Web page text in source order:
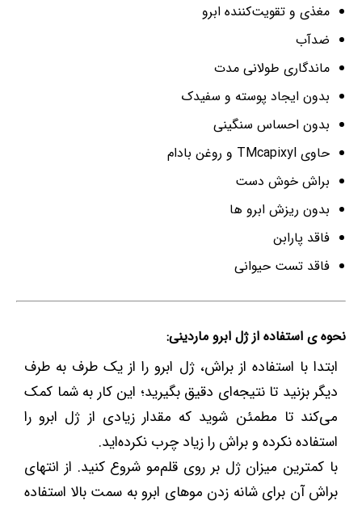
مغذی و تقویت‌کننده ابرو
ضدآب
ماندگاری طولانی مدت
بدون ایجاد پوسته و سفیدک
بدون احساس سنگینی
حاوی TMcapixyl و روغن بادام
براش خوش دست
بدون ریزش ابرو ها
فاقد پارابن
فاقد تست حیوانی
نحوه ی استفاده از ژل ابرو ماردینی:
ابتدا با استفاده از براش، ژل ابرو را از یک طرف به طرف
دیگر بزنید تا نتیجه‌ای دقیق بگیرید؛ این کار به شما کمک
می‌کند تا مطمئن شوید که مقدار زیادی از ژل ابرو را
استفاده نکرده و براش را زیاد چرب نکرده‌اید.
با کمترین میزان ژل بر روی قلم‌مو شروع کنید. از انتهای
براش آن برای شانه زدن موهای ابرو به سمت بالا استفاده